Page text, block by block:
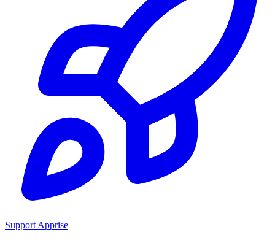
Support Apprise